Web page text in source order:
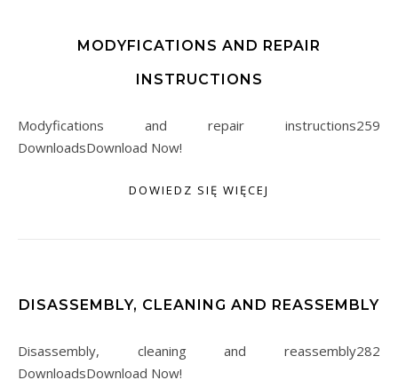
MODYFICATIONS AND REPAIR
INSTRUCTIONS
Modyfications and repair instructions259
DownloadsDownload Now!
DOWIEDZ SIĘ WIĘCEJ
DISASSEMBLY, CLEANING AND REASSEMBLY
Disassembly, cleaning and reassembly282
DownloadsDownload Now!